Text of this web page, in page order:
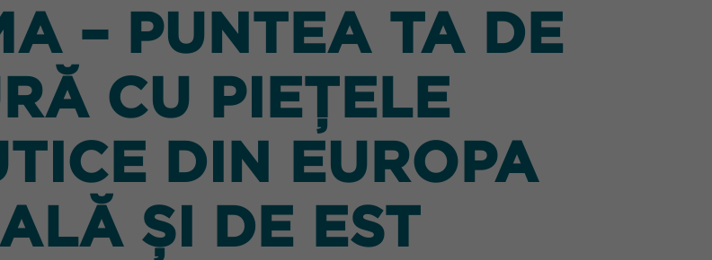
– PUNTEA TA DE
CU PIEȚELE
DIN EUROPA
ȘI DE EST